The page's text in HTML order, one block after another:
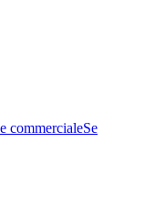
commercialeSe